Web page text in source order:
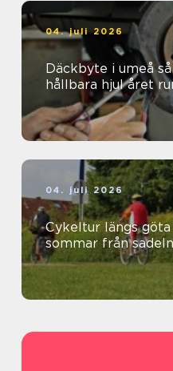
04. juli 2026
Däckbyte i umeå så får du säkra och
hållbara hjul året
04. juli 2026
Cykeltur längs göta
sommar från sadeln